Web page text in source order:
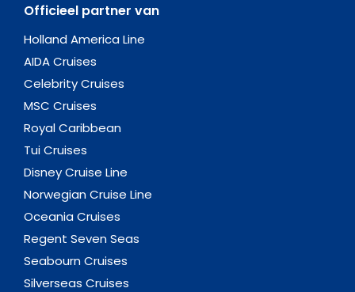
Officieel partner van
Holland America Line
AIDA Cruises
Celebrity Cruises
MSC Cruises
Royal Caribbean
Tui Cruises
Disney Cruise Line
Norwegian Cruise Line
Oceania Cruises
Regent Seven Seas
Seabourn Cruises
Silverseas Cruises